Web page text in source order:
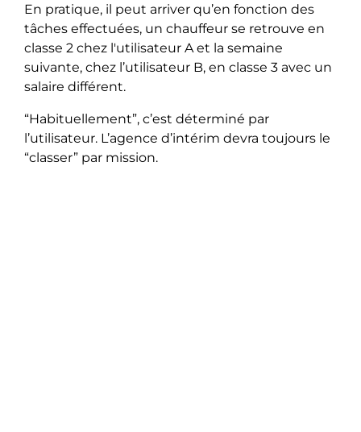
En pratique, il peut arriver qu’en fonction des
tâches effectuées, un chauffeur se retrouve en
classe 2 chez l'utilisateur A et la semaine
suivante, chez l’utilisateur B, en classe 3 avec un
salaire différent.
“Habituellement”, c’est déterminé par
l’utilisateur. L’agence d’intérim devra toujours le
“classer” par mission.